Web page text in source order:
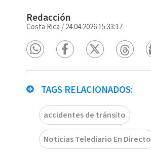
Redacción
Costa Rica /24.04.2026 15:33:17
TAGS RELACIONADOS:
accidentes de tránsito
Noticias Telediario En Directo